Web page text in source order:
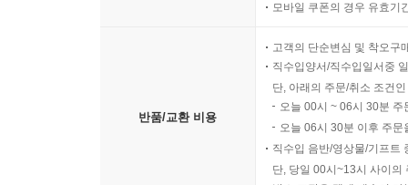
모바일 쿠폰의 경우 유효기
반품/교환 비용
고객의 단순변심 및 착오구
직수입양서/직수입일서중
단, 아래의 주문/취소 조건
오늘 00시 ~ 06시 30분
오늘 06시 30분 이후 주
직수입 음반/영상물/기프트
단, 당일 00시~13시 사이의